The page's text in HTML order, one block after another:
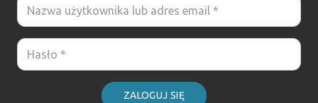
ZALOGUJ SIĘ